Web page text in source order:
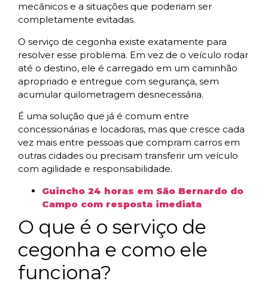
mecânicos e a situações que poderiam ser
completamente evitadas.
O serviço de cegonha existe exatamente para
resolver esse problema. Em vez de o veículo rodar
até o destino, ele é carregado em um caminhão
apropriado e entregue com segurança, sem
acumular quilometragem desnecessária.
É uma solução que já é comum entre
concessionárias e locadoras, mas que cresce cada
vez mais entre pessoas que compram carros em
outras cidades ou precisam transferir um veículo
com agilidade e responsabilidade.
Guincho 24 horas em São Bernardo do
Campo com resposta imediata
O que é o serviço de
cegonha e como ele
funciona?